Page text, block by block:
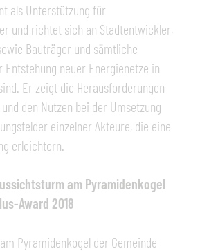
als Unterstützung für
und richtet sich an Stadtentwickler,
Bauträger und sämtliche
Entstehung neuer Energienetze in
Er zeigt die Herausforderungen
den Nutzen bei der Umsetzung
einzelner Akteure, die eine
erleichtern.
am Pyramidenkogel
Award 2018
Pyramidenkogel der Gemeinde